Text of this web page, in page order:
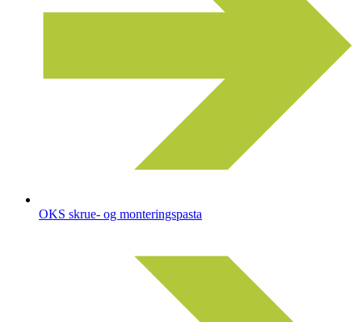
OKS skrue- og monteringspasta